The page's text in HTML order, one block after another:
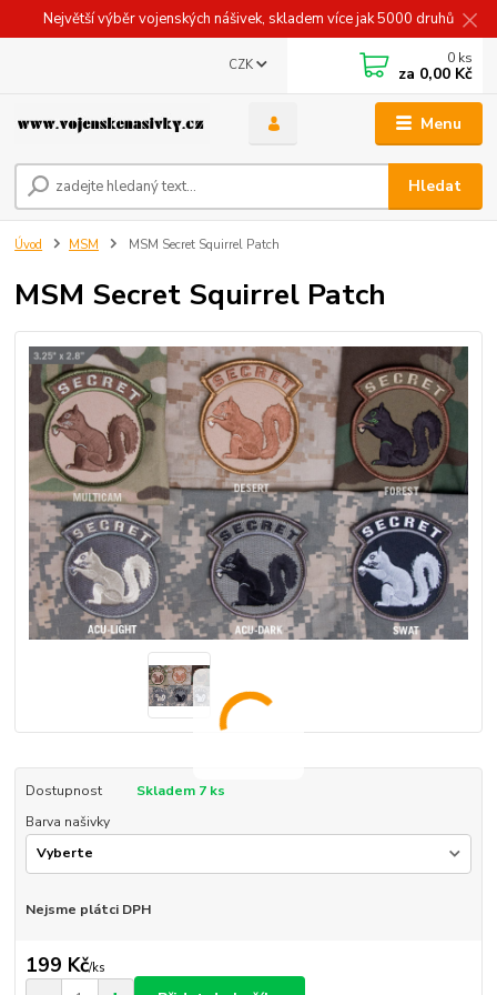
Největší výběr vojenských nášivek, skladem více jak 5000 druhů
Menu
CZK
Hledat
0 ks
za 0,00 Kč
Úvod MSM MSM Secret Squirrel Patch
MSM Secret Squirrel Patch
Dostupnost
Skladem 7 ks
Barva našivky
Nejsme plátci DPH
199 Kč/ks